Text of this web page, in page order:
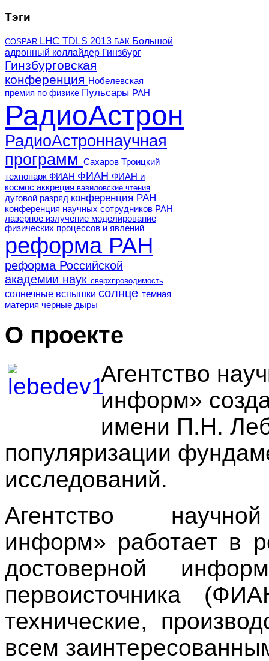
Тэги
COSPAR LHC TDLS 2013 БАК Большой
адронный коллайдер Гинзбург
Гинзбурговская
конференция Нобелевская
премия по физике Пульсары РАН
РадиоАстрон
РадиоАстроннаучная
программ
Сахаров Троицкий
технопарк ФИАН ФИАН ФИАН и
космос аккреция вавиловские чтения
дуговой разряд конференция РАН
конференция научных сотрудников РАН
лазерное излучение моделирование
физических процессов и явлений
реформа РАН
реформа Российской
академии наук сверхпроводимость
солнечные вспышки солнце темная
материя черные дыры
О проекте
Агентство
информ»
имени П.Н.
популяризации
исследований.
Агентство
информ» работает в
достоверной
первоисточника
технические,
всем